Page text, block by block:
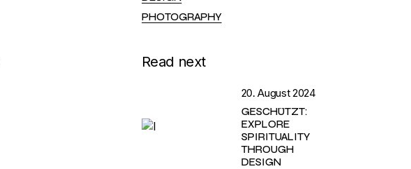
PHOTOGRAPHY
Read next
20. August 2024
GESCHÜTZT:
EXPLORE
SPIRITUALITY
THROUGH
DESIGN